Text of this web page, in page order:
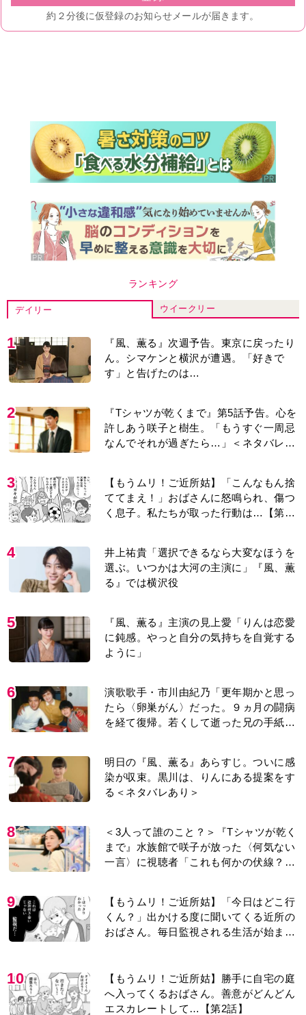
ランキング
デイリー ウイークリー
1
『風、薫る』次週予告。東京に戻ったり
ん。シマケンと横沢が遭遇。「好きで
す」と告げたのは…
2
『Tシャツが乾くまで』第5話予告。心を
許しあう咲子と樹生。「もうすぐ一周忌
なんでそれが過ぎたら…」＜ネタバレあ
3
【もうムリ！ご近所姑】「こんなもん捨
ててまえ！」おばさんに怒鳴られ、傷つ
く息子。私たちが取った行動は…【第3
4
井上祐貴「選択できるなら大変なほうを
選ぶ。いつかは大河の主演に」『風、薫
る』では横沢役
5
『風、薫る』主演の見上愛「りんは恋愛
に鈍感。やっと自分の気持ちを自覚する
ように」
6
演歌歌手・市川由紀乃「更年期かと思っ
たら〈卵巣がん〉だった。９ヵ月の闘病
を経て復帰。若くして逝った兄の手紙を
7
明日の『風、薫る』あらすじ。ついに感
染が収束。黒川は、りんにある提案をす
る＜ネタバレあり＞
8
＜3人って誰のこと？＞『Tシャツが乾く
まで』水族館で咲子が放った〈何気ない
一言〉に視聴者「これも何かの伏線？」
9
【もうムリ！ご近所姑】「今日はどこ行
くん？」出かける度に聞いてくる近所の
おばさん。毎日監視される生活が始ま
10
【もうムリ！ご近所姑】勝手に自宅の庭
へ入ってくるおばさん。善意がどんどん
エスカレートして…【第2話】